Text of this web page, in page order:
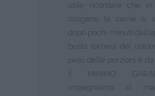
utile ricordare che in
ossigeno la carne si
dopo pochi minuti
busta tornerà del
peso delle porzioni è da
il MINIMO
impegniamo al